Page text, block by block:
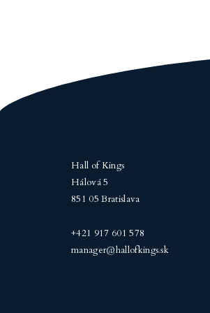
Hall of Kings
Hálová 5
851 05 Bratislava
+421 917 601 578
manager@hallofkings.sk